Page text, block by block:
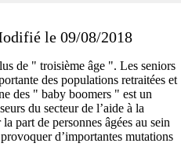
le 09/08/2018
de " troisième âge ". Les seniors
des populations retraitées et
des " baby boomers " est un
du secteur de l’aide à la
part de personnes âgées au sein
d’importantes mutations